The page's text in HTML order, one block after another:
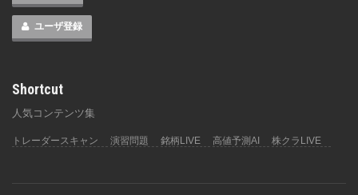
ユーザ登録
Shortcut
人気コンテンツ集
トレーダースキャン 演習問題 銘柄LIVE 高値予測AI 株クラLIVE